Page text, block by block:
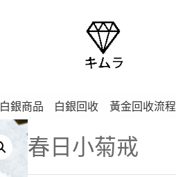
白銀商品 白銀回收 黃金回收流程
春日小菊戒